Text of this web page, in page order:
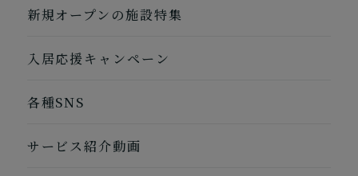
新規オープンの施設特集
入居応援キャンペーン
各種SNS
サービス紹介動画